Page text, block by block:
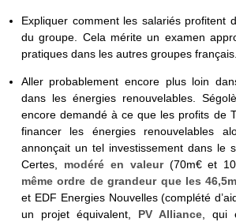
Expliquer comment les salariés profitent
du groupe. Cela mérite un examen
pratiques dans les autres groupes français.
Aller probablement encore plus loin
dans les énergies renouvelables.
encore demandé à ce que les profits de
financer les énergies renouvelables
annonçait un tel investissement dans le
Certes, modéré en valeur(70m€ et
même ordre de grandeur que les
et EDF Energies Nouvelles (complété
un projet équivalent, PV Alliance, qui